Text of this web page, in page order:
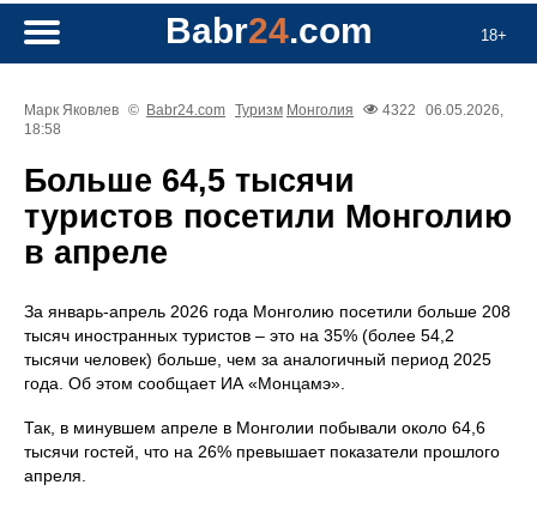
18+
Babr24.com
Марк Яковлев © Babr24.com Туризм Монголия 4322
06.05.2026,
18:58
Больше 64,5 тысячи
туристов посетили Монголию
в апреле
За январь-апрель 2026 года Монголию посетили больше 208
тысяч иностранных туристов – это на 35% (более 54,2
тысячи человек) больше, чем за аналогичный период 2025
года. Об этом сообщает ИА «Монцамэ».
Так, в минувшем апреле в Монголии побывали около 64,6
тысячи гостей, что на 26% превышает показатели прошлого
апреля.